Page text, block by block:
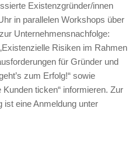
Existenzgründer/innen
in parallelen Workshops über
Unternehmensnachfolge:
Risiken im Rahmen
für Gründer und
zum Erfolg!“ sowie
ticken“ informieren. Zur
ist eine Anmeldung unter